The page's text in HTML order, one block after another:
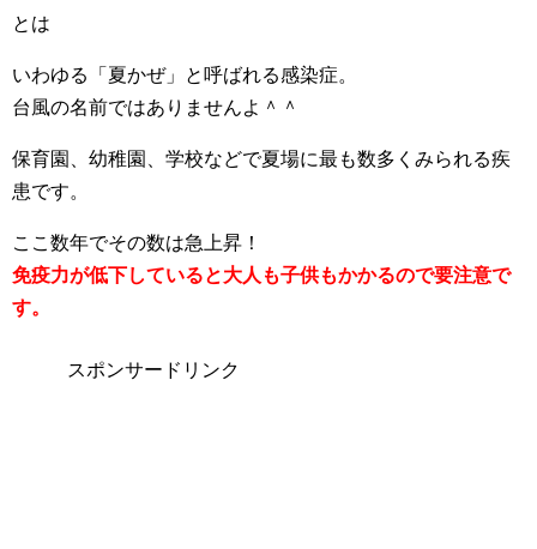
とは
いわゆる「夏かぜ」と呼ばれる感染症。
台風の名前ではありませんよ＾＾
保育園、幼稚園、学校などで夏場に最も数多くみられる疾
患です。
ここ数年でその数は急上昇！
免疫力が低下していると大人も子供もかかるので要注意で
す。
スポンサードリンク